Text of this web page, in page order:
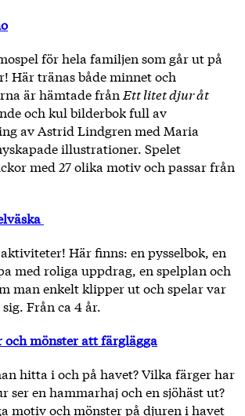
för hela familjen som går ut på
Här tränas både minnet och
är hämtade från Ett litet djur åt
och kul bilderbok full av
av Astrid Lindgren med Maria
illustrationer. Spelet
med 27 olika motiv och passar från
Här finns: en pysselbok, en
med roliga uppdrag, en spelplan och
man enkelt klipper ut och spelar var
Från ca 4 år.
mönster att färglägga
hitta i och på havet? Vilka färger har
ser en hammarhaj och en sjöhäst ut?
motiv och mönster på djuren i havet